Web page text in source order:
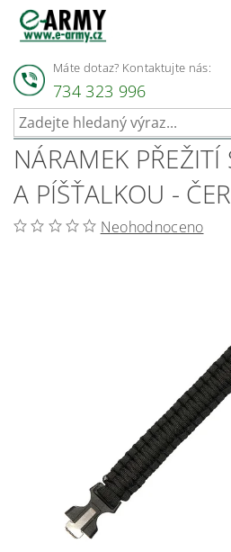
Máte dotaz? Kontaktujte nás:
734 323 996
NÁRAMEK PŘEŽITÍ
A PÍŠŤALKOU -
Neohodnoceno